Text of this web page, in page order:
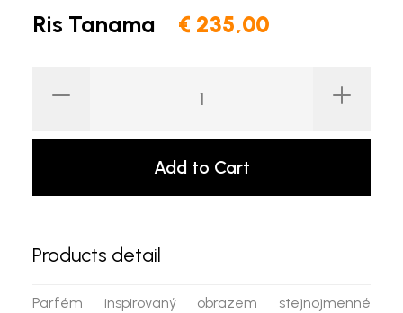
Ris Tanama € 235,00
Add to Cart
Products detail
Parfém inspirovaný obrazem stejnojmenné